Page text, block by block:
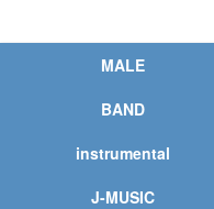
MALE
BAND
instrumental
J-MUSIC